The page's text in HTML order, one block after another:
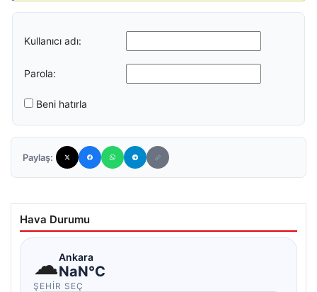
Kullanıcı adı:
Parola:
Beni hatırla
Paylaş:
Hava Durumu
☁Ankara
NaN°C
ŞEHIR SEÇ